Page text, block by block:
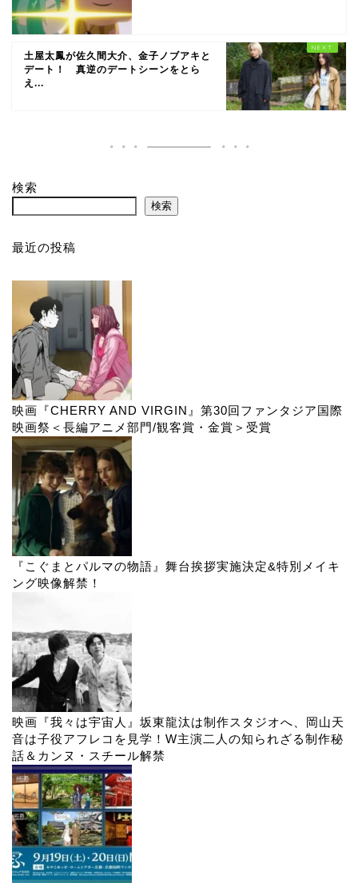
土屋太鳳が佐久間大介、金子ノブアキと
デート！ 真逆のデートシーンをとら
え...
検索
検索
最近の投稿
映画『CHERRY AND VIRGIN』第30回ファンタジア国際
映画祭＜長編アニメ部門/観客賞・金賞＞受賞
『こぐまとパルマの物語』舞台挨拶実施決定&特別メイキ
ング映像解禁！
映画『我々は宇宙人』坂東龍汰は制作スタジオへ、岡山天
音は子役アフレコを見学！W主演二人の知られざる制作秘
話＆カンヌ・スチール解禁